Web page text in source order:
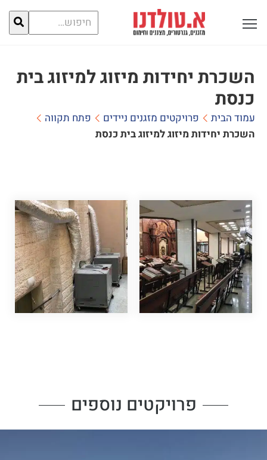
חיפוש
עבור:
פתח תפריט ראשי לתצוגה
השכרת יחידות מיזוג למיזוג בית
כנסת
עמוד הבית פרויקטים מזגנים ניידים
פתח תקווה
השכרת יחידות מיזוג למיזוג בית כנסת
פרויקטים נוספים